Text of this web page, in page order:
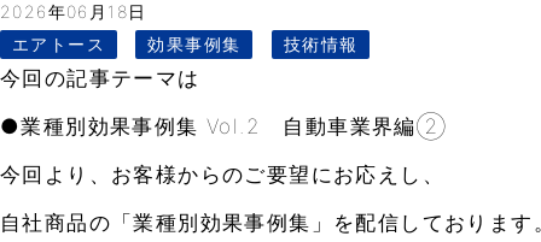
2026年06月18日
エアトース
効果事例集 技術情報
今回の記事テーマは
●業種別効果事例集 Vol.2 自動車業界編②
今回より、お客様からのご要望にお応えし、
自社商品の「業種別効果事例集」を配信しております